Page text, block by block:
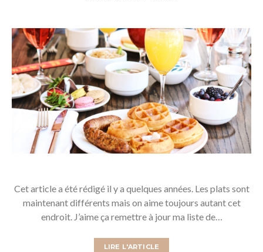
Cet article a été rédigé il y a quelques années. Les plats sont
maintenant différents mais on aime toujours autant cet
endroit. J’aime ça remettre à jour ma liste de…
LIRE L'ARTICLE